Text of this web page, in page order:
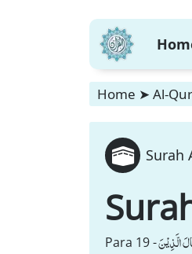
Home ➤ Al-
Surah
Para 19 -الَّذِیْنَ